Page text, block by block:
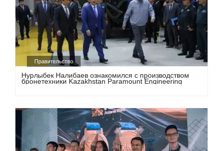
Правительство
Нурлыбек Налибаев ознакомился с производством
бронетехники Kazakhstan Paramount Engineering